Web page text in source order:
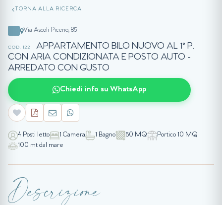
TORNA ALLA RICERCA
Via Ascoli Piceno, 85
COD. 122
APPARTAMENTO BILO NUOVO AL 1° P.
CON ARIA CONDIZIONATA E POSTO AUTO -
ARREDATO CON GUSTO
Chiedi info su WhatsApp
4 Posti letto 1 Camera 1 Bagno 50 MQ
Portico 10 MQ
100 mt dal mare
Descrizione